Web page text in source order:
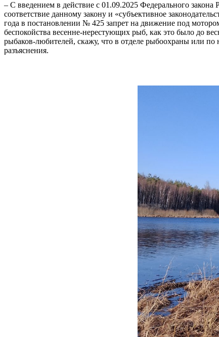
– С введением в действие с 01.09.2025 Федерального
соответствие данному закону и «субъективное
года в постановлении № 425 запрет на движение под
беспокойства весенне-нерестующих рыб, как это было до
рыбаков-любителей, скажу, что в отделе рыбоохраны или по
разъяснения.